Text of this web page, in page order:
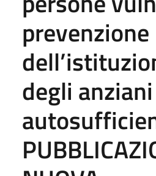
prevenzione
degli